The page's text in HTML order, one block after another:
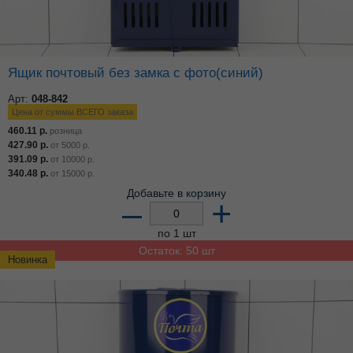
Новинка
Ящик почтовый без замка с фото(синий)
Арт: 048-842
Цена от суммы ВСЕГО заказа
460.11 р. розница
427.90 р. от 5000 р.
391.09 р. от 10000 р.
340.48 р. от 15000 р.
Добавьте в корзину
– +
по 1 шт
Остаток: 50 шт